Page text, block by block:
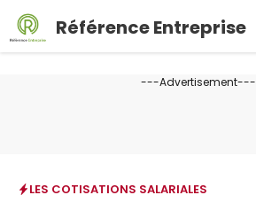
Aller
contenu
Référence Entreprise
---Advertisement---
LES COTISATIONS SALARIALES